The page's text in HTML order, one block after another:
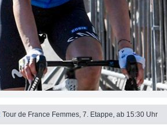
Tour de France Femmes, 7. Etappe, ab 15:30 Uhr